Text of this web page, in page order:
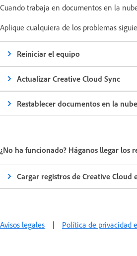
Cuando trabaja en documentos en la
Aplique cualquiera de los problemas
Reiniciar el equipo
Actualizar Creative Cloud Sync
Restablecer documentos en la nube
¿No ha funcionado? Háganos llegar los
Cargar registros de Creative Cloud
Avisos legales | Política de privacidad